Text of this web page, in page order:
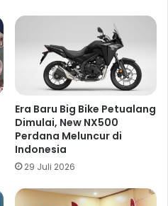
Era Baru Big Bike Petualang
Dimulai, New NX500
Perdana Meluncur di
Indonesia
29 Juli 2026